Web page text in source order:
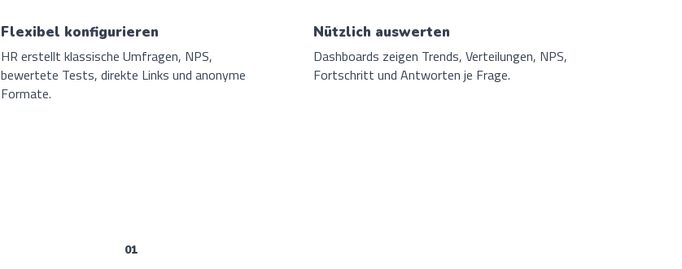
Flexibel konfigurieren
HR erstellt klassische Umfragen, NPS,
bewertete Tests, direkte Links und anonyme
Formate.
Nützlich auswerten
Dashboards zeigen Trends, Verteilungen, NPS,
Fortschritt und Antworten je Frage.
01